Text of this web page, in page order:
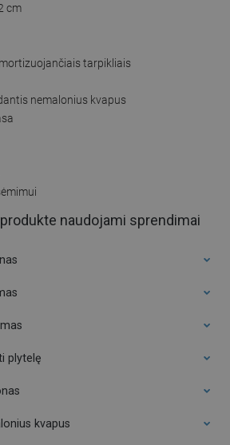
cm
tarpikliais
nemalonius kvapus
naudojami sprendimai
plytelę
kvapus